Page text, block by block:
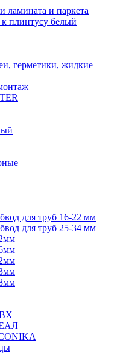
ламината и паркета
плинтусу белый
герметики, жидкие
для труб 16-22 мм
для труб 25-34 мм